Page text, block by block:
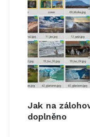
Jak na
doplněno